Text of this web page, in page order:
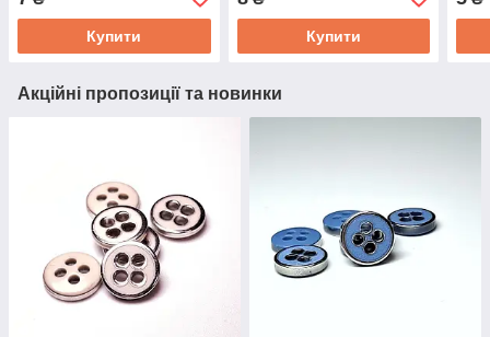
Купити Купити
Акційні пропозиції та новинки